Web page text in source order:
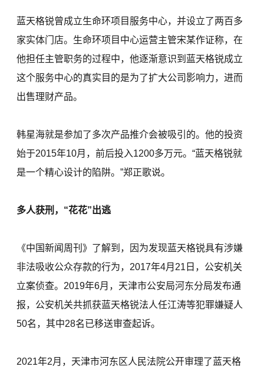
蓝天格锐曾成立生命环项目服务中心，并设立了两百多
家实体门店。生命环项目中心运营主管宋某作证称，在
他担任主管职务的过程中，他逐渐意识到蓝天格锐成立
这个服务中心的真实目的是为了扩大公司影响力，进而
出售理财产品。
韩星海就是参加了多次产品推介会被吸引的。他的投资
始于2015年10月，前后投入1200多万元。“蓝天格锐就
是一个精心设计的陷阱。”郑正歌说。
多人获刑，“花花”出逃
《中国新闻周刊》了解到，因为发现蓝天格锐具有涉嫌
非法吸收公众存款的行为，2017年4月21日，公安机关
立案侦查。2019年6月，天津市公安局河东分局发布通
报，公安机关共抓获蓝天格锐法人任江涛等犯罪嫌疑人
50名，其中28名已移送审查起诉。
2021年2月，天津市河东区人民法院公开审理了蓝天格